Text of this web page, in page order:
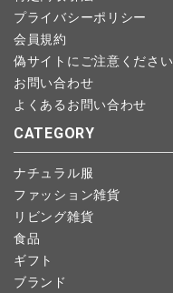
プライバシーポリシー
会員規約
偽サイトにご注意ください
お問い合わせ
よくあるお問い合わせ
CATEGORY
ナチュラル服
ファッション雑貨
リビング雑貨
食品
ギフト
ブランド